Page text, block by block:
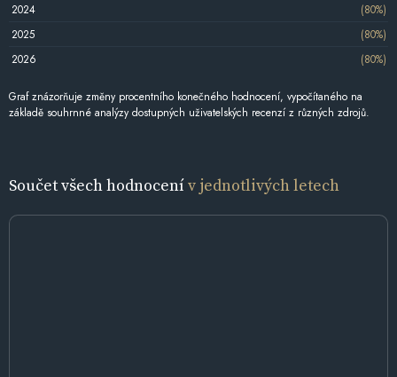
2024
(80%)
2025
(80%)
2026
(80%)
Graf znázorňuje změny procentního konečného hodnocení, vypočítaného na
základě souhrnné analýzy dostupných uživatelských recenzí z různých zdrojů.
Součet všech hodnocenív jednotlivých letech